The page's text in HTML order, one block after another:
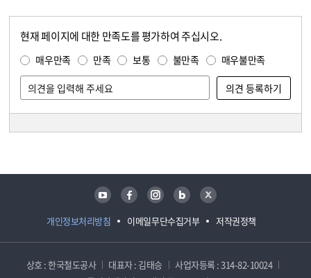
현재 페이지에 대한 만족도를 평가하여 주십시오.
매우만족 만족 보통 불만족 매우불만족
개인정보처리방침 이메일무단수집거부 저작권정책
유튜브 페이스북 인스타그램 블로그 트위터
상호 : 한국철도공사 대표자 : 김태승
사업자등록 : 314-82-10024